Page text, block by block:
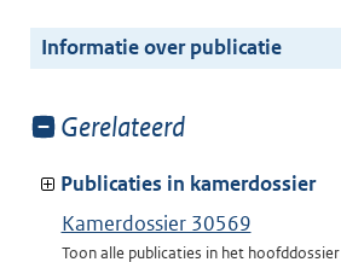
van:
Informatie over publicatie
Toon
van:
Gerelateerd
Publicaties in kamerdossier
Kamerdossier 30569
Toon alle publicaties in het hoofddossier